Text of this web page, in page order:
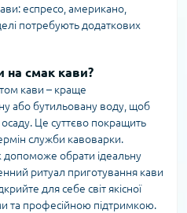
еспресо, американо,
потребують додаткових
на смак кави?
кави – краще
або бутильовану воду, щоб
осаду. Це суттєво покращить
служби кавоварки.
допоможе обрати ідеальну
ритуал приготування кави
для себе світ якісної
та професійною підтримкою.